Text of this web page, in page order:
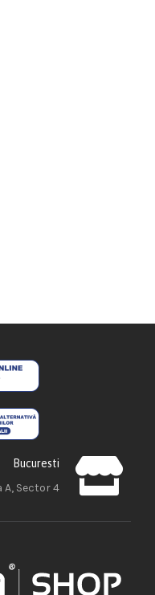
Bucuresti
A, Sector 4